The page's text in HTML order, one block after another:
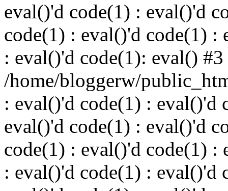
eval()'d code(1) : eval()'d
code(1) : eval()'d code(1) :
: eval()'d code(1): eval() #3
/home/bloggerw/
: eval()'d code(1) : eval()'d
eval()'d code(1) : eval()'d
code(1) : eval()'d code(1) :
: eval()'d code(1) : eval()'d